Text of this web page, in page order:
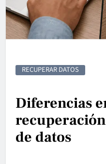
RECUPERAR DATOS
Diferencias
de datos